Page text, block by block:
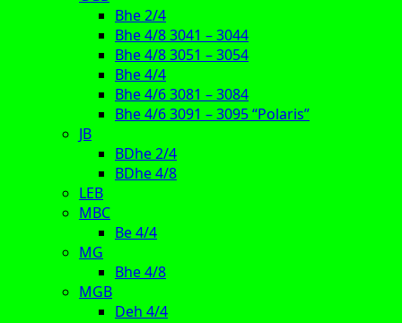
Bhe 2/4
Bhe 4/8 3041 – 3044
Bhe 4/8 3051 – 3054
Bhe 4/4
Bhe 4/6 3081 – 3084
Bhe 4/6 3091 – 3095 “Polaris”
JB
BDhe 2/4
BDhe 4/8
LEB
MBC
Be 4/4
MG
Bhe 4/8
MGB
Deh 4/4